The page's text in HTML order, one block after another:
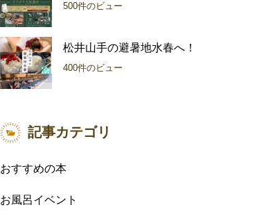
500件のビュー
松井山手の避暑地水春へ！
400件のビュー
記事カテゴリ
おすすめの本
お風呂イベント